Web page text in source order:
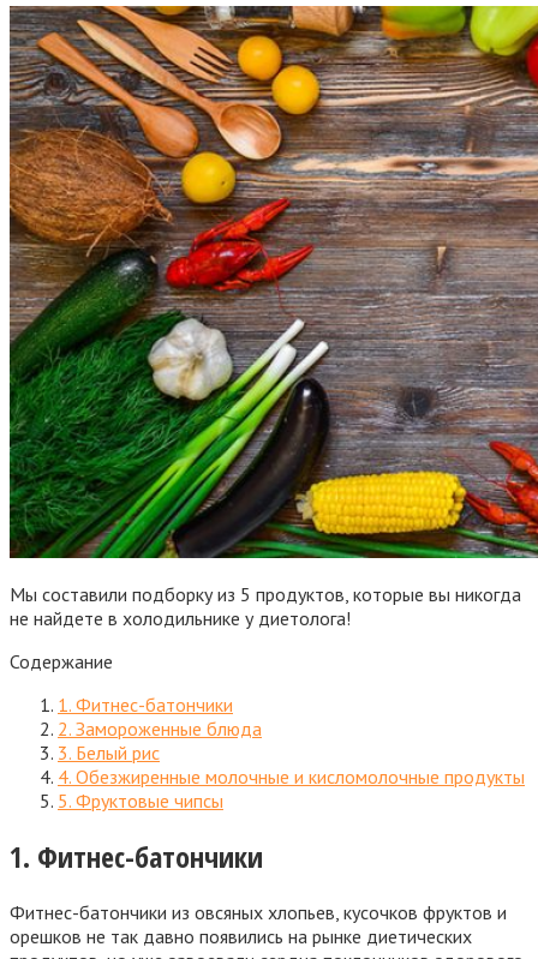
Мы составили подборку из 5 продуктов, которые вы никогда
не найдете в холодильнике у диетолога!
Содержание
1. Фитнес-батончики
2. Замороженные блюда
3. Белый рис
4. Обезжиренные молочные и кисломолочные продукты
5. Фруктовые чипсы
1. Фитнес-батончики
Фитнес-батончики из овсяных хлопьев, кусочков фруктов и
орешков не так давно появились на рынке диетических